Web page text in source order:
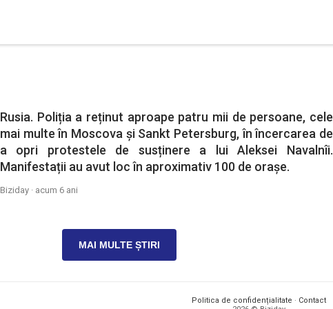
Rusia. Poliția a reținut aproape patru mii de persoane, cele
mai multe în Moscova și Sankt Petersburg, în încercarea de
a opri protestele de susținere a lui Aleksei Navalnîi.
Manifestații au avut loc în aproximativ 100 de orașe.
Biziday · acum 6 ani
MAI MULTE ȘTIRI
Politica de confidențialitate · Contact